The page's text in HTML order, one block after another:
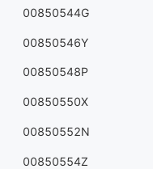
00850544G
00850546Y
00850548P
00850550X
00850552N
00850554Z